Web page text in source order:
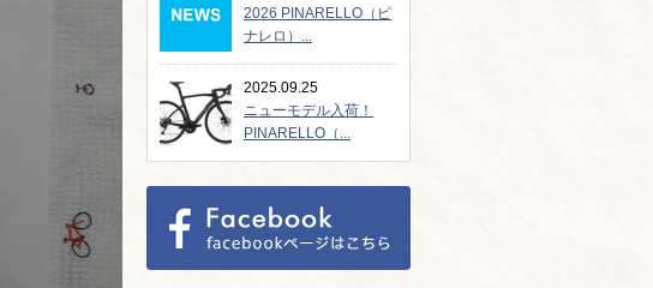
2026 PINARELLO（ピ
ナレロ）...
2025.09.25
ニューモデル入荷！
PINARELLO（...